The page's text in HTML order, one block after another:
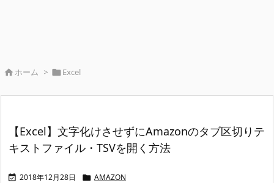
 ホーム > Excel
【Excel】文字化けさせずにAmazonのタブ区切りテ
キストファイル・TSVを開く方法
 2018年12月28日  AMAZON